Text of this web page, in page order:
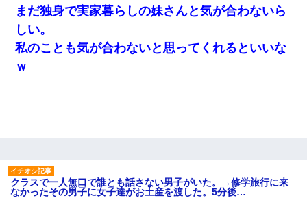
三年働いてたパートを突然クビになった。しかし元職場の
主要取引先のトップが母方の叔父だったので…
夫に癌の余命宣告。その闘病中に長女から信じられない言
た女性が、兄の同級生と結婚。それを知った兄は荒れ狂
い、｢嫁さん、俺のお古ですが気分はどう？」とメールを送
った→
まだ独身で実家暮らしの妹さんと気が合わないら
しい。
私のことも気が合わないと思ってくれるといいな
ｗ
クラスで一人無口で誰とも話さない男子がいた。→修学旅行に来
なかったその男子に女子達がお土産を渡した。5分後…